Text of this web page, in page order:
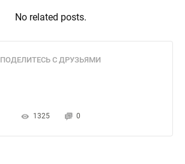
No related posts.
ПОДЕЛИТЕСЬ С ДРУЗЬЯМИ
1325 0